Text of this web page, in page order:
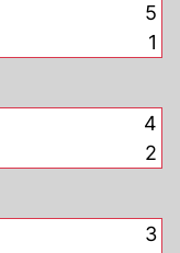
5
1
4
2
3